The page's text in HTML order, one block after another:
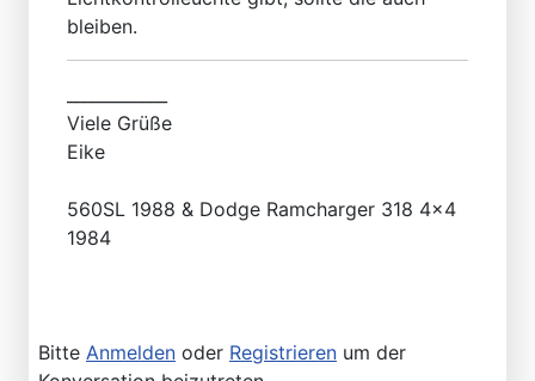
bleiben.
Viele Grüße
Eike
560SL 1988 & Dodge Ramcharger 318 4x4
1984
Bitte Anmelden oder Registrieren um der